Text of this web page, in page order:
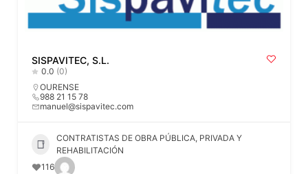
SISPAVITEC, S.L.
0.0 (0)
OURENSE
988 21 15 78
manuel@sispavitec.com
CONTRATISTAS DE OBRA PÚBLICA, PRIVADA Y
REHABILITACIÓN
116